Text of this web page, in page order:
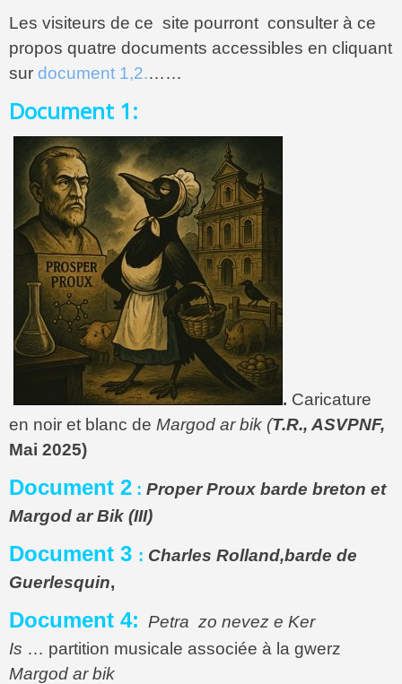
Les visiteurs de ce site pourront consulter à ce
propos quatre documents accessibles en cliquant
sur document 1,2.……
Document 1:
. Caricature
en noir et blanc de Margod ar bik (T.R., ASVPNF,
Mai 2025)
Document 2 : Proper Proux barde breton et
Margod ar Bik (III)
Document 3 : Charles Rolland,barde de
Guerlesquin,
Document 4: Petra zo nevez e Ker
Is … partition musicale associée à la gwerz
Margod ar bik